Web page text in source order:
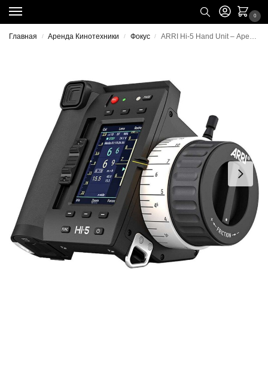
0
Главная / Аренда Кинотехники / Фокус / ARRI Hi-5 Hand Unit – Аренда Радиофокуса с Моторами